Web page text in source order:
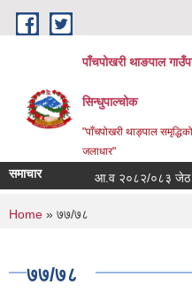
Skip to main content
पाँचपोखरी थाङपाल
सिन्धुपाल्चोक
"पाँचपोखरी थाङ्पाल
जलाधार"
समाचार आ.व २०८२/०८३ जेठ मसान्त
You are here
Home » ७७/७८
७७/७८